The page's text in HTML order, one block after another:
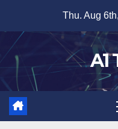
content
Thu. Aug
A1